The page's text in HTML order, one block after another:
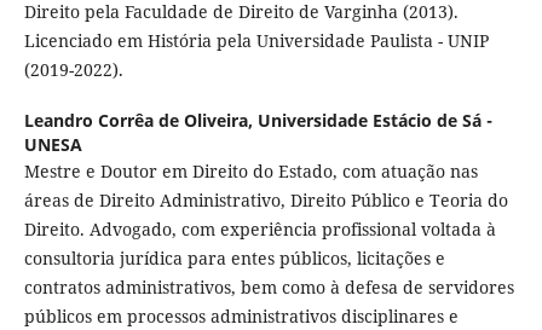
Direito pela Faculdade de Direito de Varginha (2013).
Licenciado em História pela Universidade Paulista - UNIP
(2019-2022).
Leandro Corrêa de Oliveira, Universidade Estácio de Sá -
UNESA
Mestre e Doutor em Direito do Estado, com atuação nas
áreas de Direito Administrativo, Direito Público e Teoria do
Direito. Advogado, com experiência profissional voltada à
consultoria jurídica para entes públicos, licitações e
contratos administrativos, bem como à defesa de servidores
públicos em processos administrativos disciplinares e